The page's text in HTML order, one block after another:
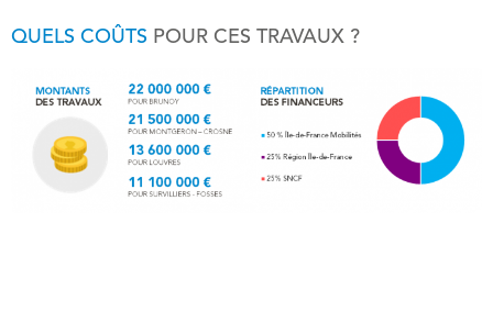
QUELS COÛTS POUR CES TRAVAUX ?